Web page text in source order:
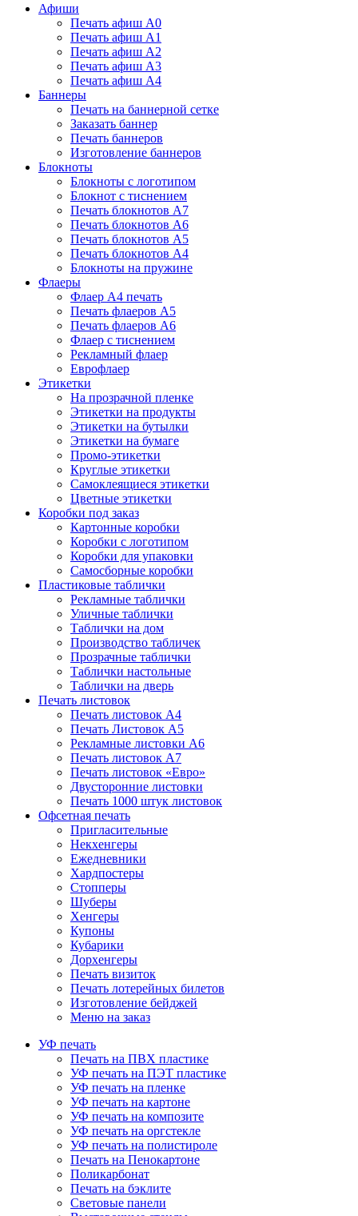
Афиши
Печать афиш А0
Печать афиш А1
Печать афиш А2
Печать афиш А3
Печать афиш А4
Баннеры
Печать на баннерной сетке
Заказать баннер
Печать баннеров
Изготовление баннеров
Блокноты
Блокноты с логотипом
Блокнот с тиснением
Печать блокнотов А7
Печать блокнотов А6
Печать блокнотов А5
Печать блокнотов А4
Блокноты на пружине
Флаеры
Флаер А4 печать
Печать флаеров А5
Печать флаеров А6
Флаер с тиснением
Рекламный флаер
Еврофлаер
Этикетки
На прозрачной пленке
Этикетки на продукты
Этикетки на бутылки
Этикетки на бумаге
Промо-этикетки
Круглые этикетки
Самоклеящиеся этикетки
Цветные этикетки
Коробки под заказ
Картонные коробки
Коробки с логотипом
Коробки для упаковки
Самосборные коробки
Пластиковые таблички
Рекламные таблички
Уличные таблички
Таблички на дом
Производство табличек
Прозрачные таблички
Таблички настольные
Таблички на дверь
Печать листовок
Печать листовок А4
Печать Листовок А5
Рекламные листовки А6
Печать листовок А7
Печать листовок «Евро»
Двусторонние листовки
Печать 1000 штук листовок
Офсетная печать
Пригласительные
Некхенгеры
Ежедневники
Хардпостеры
Стопперы
Шуберы
Хенгеры
Купоны
Кубарики
Дорхенгеры
Печать визиток
Печать лотерейных билетов
Изготовление бейджей
Меню на заказ
УФ печать
Печать на ПВХ пластике
УФ печать на ПЭТ пластике
УФ печать на пленке
УФ печать на картоне
УФ печать на композите
УФ печать на оргстекле
УФ печать на полистироле
Печать на Пенокартоне
Поликарбонат
Печать на бэклите
Световые панели